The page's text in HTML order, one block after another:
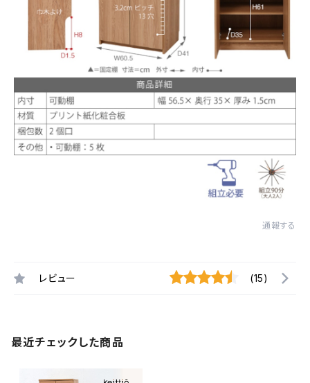
通報する
レビュー (15)
最近チェックした商品